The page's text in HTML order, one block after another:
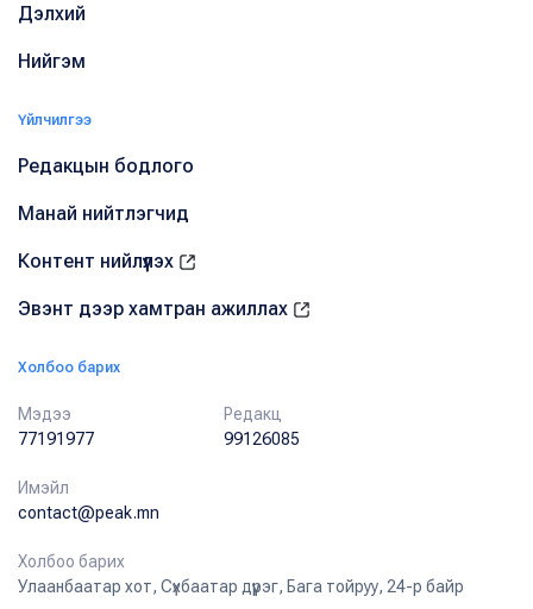
Дэлхий
Нийгэм
Үйлчилгээ
Редакцын бодлого
Манай нийтлэгчид
Контент нийлүүлэх
Эвэнт дээр хамтран ажиллах
Холбоо барих
Мэдээ
77191977
Редакц
99126085
Имэйл
contact@peak.mn
Холбоо барих
Улаанбаатар хот, Сүхбаатар дүүрэг, Бага тойруу, 24-р байр